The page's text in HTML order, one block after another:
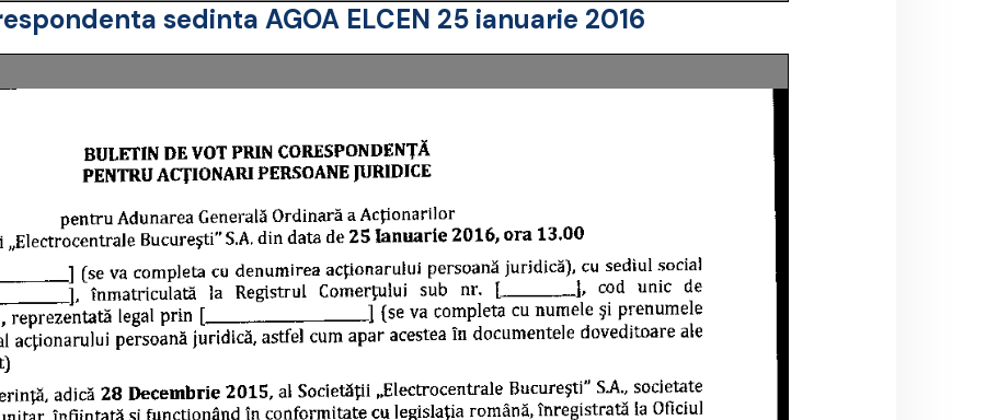
sedinta AGOA ELCEN 25 ianuarie 2016